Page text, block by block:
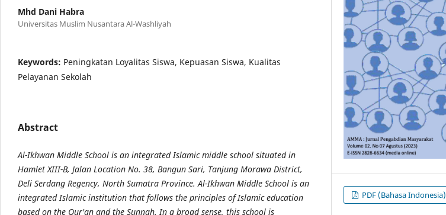
Mhd Dani Habra
Universitas Muslim Nusantara Al-Washliyah
Keywords: Peningkatan Loyalitas Siswa, Kepuasan Siswa, Kualitas
Pelayanan Sekolah
Abstract
Al-Ikhwan Middle School is an integrated Islamic middle school situated in
Hamlet XIII-B, Jalan Location No. 38, Bangun Sari, Tanjung Morawa District,
Deli Serdang Regency, North Sumatra Province. Al-Ikhwan Middle School is an
integrated Islamic institution that follows the principles of Islamic education
based on the Qur'an and the Sunnah. In a broad sense, this school is
PDF (Bahasa Indonesia)